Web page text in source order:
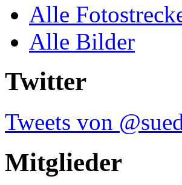
Alle
Alle Bilder
Twitter
Tweets von
Mitglieder